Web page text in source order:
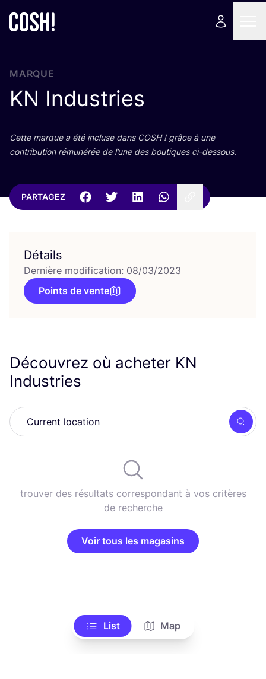
MARQUE
KN Industries
Cette marque a été incluse dans COSH! grâce à une
contri­bu­tion rému­né­rée de l’une des bou­tiques ci-dessous.
PARTAGEZ
Détails
Dernière modification: 08/03/2023
Points de vente
Découvrez où acheter KN
Industries
trouver des résultats correspondant à vos critères
de recherche
Voir tous les magasins
List Map